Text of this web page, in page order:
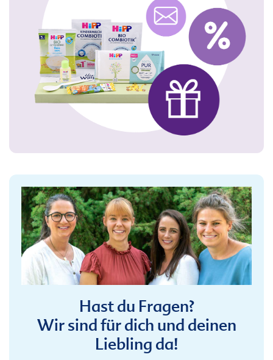
Hast du Fragen?
Wir sind für dich und deinen
Liebling da!